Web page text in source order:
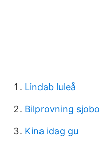
Lindab luleå
Bilprovning sjobo
Kina idag gu